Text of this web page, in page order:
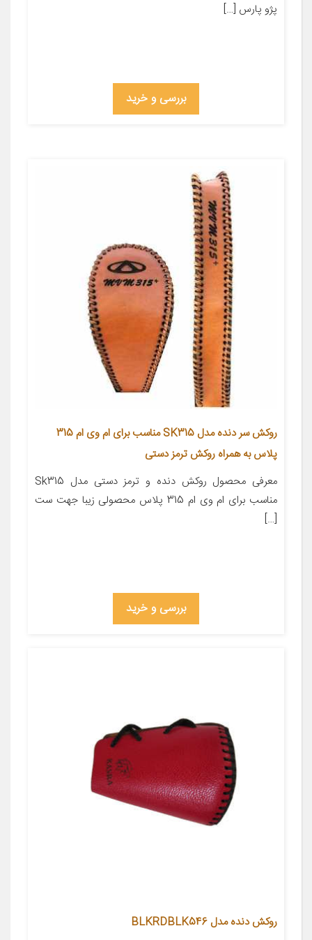
پژو پارس […]
بررسی و خرید
روکش سر دنده مدل SK315 مناسب برای ام وی ام 315
پلاس به همراه روکش ترمز دستی
معرفی محصول روکش دنده و ترمز دستی مدل Sk315
مناسب برای ام وی ام 315 پلاس محصولی زیبا جهت ست
[…]
بررسی و خرید
روکش دنده مدل BLKRDBLK546